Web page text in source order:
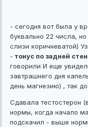
- сегодня вот была у
буквально 22 числа,
слизи коричневатой)
- тонус по задней
говорили И еще
завтрашнего дня
день магнезию) , так
Сдавала тестостерон
нормы, когда начало
подскачил - выше